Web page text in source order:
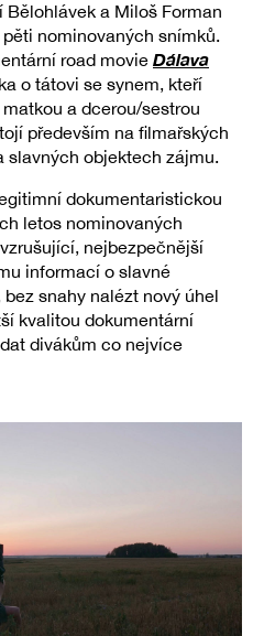
Bělohlávek a Miloš Forman
nominovaných snímků.
road movie Dálava
o tátovi se synem, kteří
a dcerou/sestrou
především na filmařských
slavných objektech zájmu.
dokumentaristickou
letos nominovaných
nejbezpečnější
informací o slavné
snahy nalézt nový úhel
kvalitou dokumentární
divákům co nejvíce